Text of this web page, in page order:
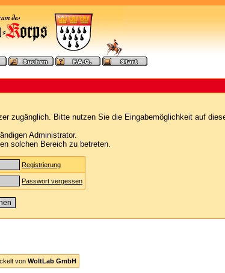
zugänglich. Bitte nutzen Sie die Eingabemöglichkeit auf
Administrator.
solchen Bereich zu betreten.
Registrierung
Passwort vergessen
von WoltLab GmbH